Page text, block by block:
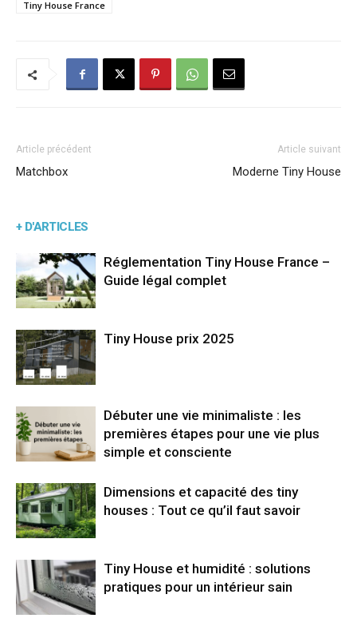
Tiny House France
Article précédent
Matchbox
Article suivant
Moderne Tiny House
+ D'ARTICLES
Réglementation Tiny House France –
Guide légal complet
Tiny House prix 2025
Débuter une vie minimaliste : les
premières étapes pour une vie plus
simple et consciente
Dimensions et capacité des tiny
houses : Tout ce qu’il faut savoir
Tiny House et humidité : solutions
pratiques pour un intérieur sain